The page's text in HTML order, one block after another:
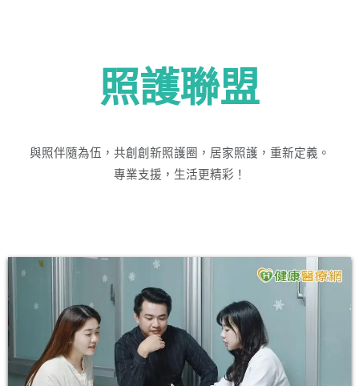
照護聯盟
與照伴隨為伍，共創創新照護圈，居家照護，重新定義。
專業支援，生活更精彩！